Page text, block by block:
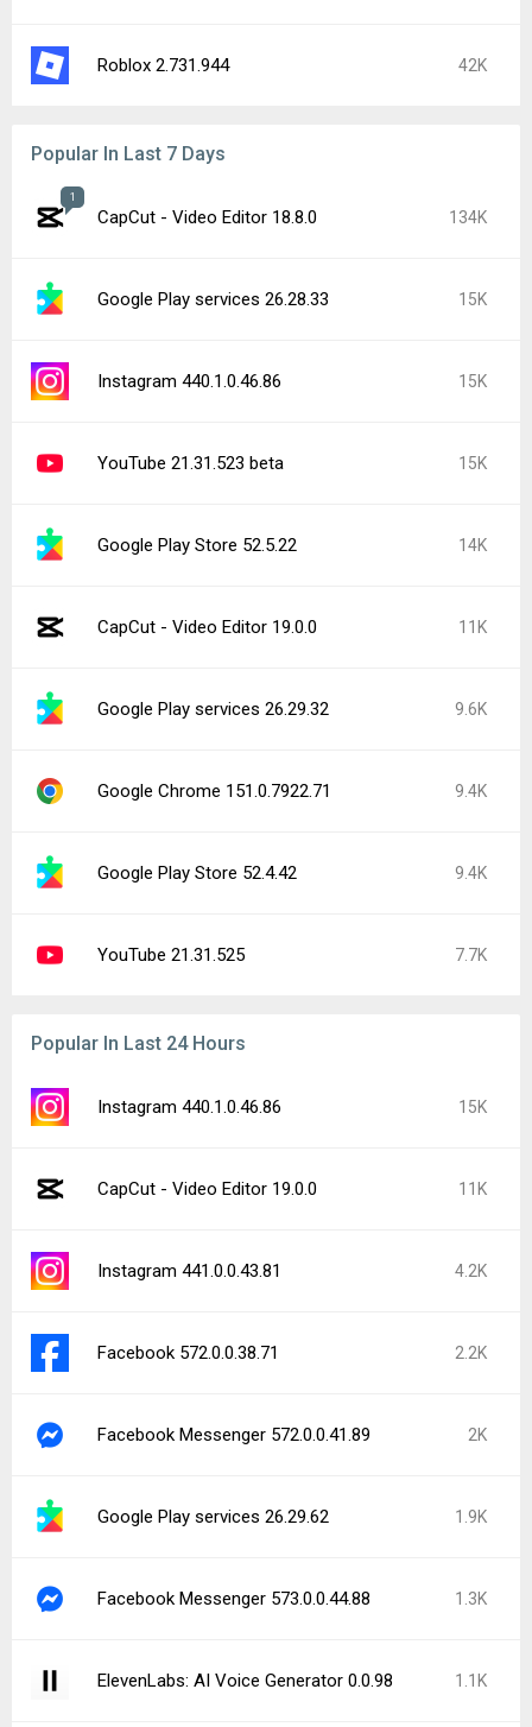
Roblox 2.731.944 42K
Popular In Last 7 Days
1
CapCut - Video Editor 18.8.0 134K
Google Play services 26.28.33 15K
Instagram 440.1.0.46.86 15K
YouTube 21.31.523 beta 15K
Google Play Store 52.5.22 14K
CapCut - Video Editor 19.0.0 11K
Google Play services 26.29.32 9.6K
Google Chrome 151.0.7922.71 9.4K
Google Play Store 52.4.42 9.4K
YouTube 21.31.525 7.7K
Popular In Last 24 Hours
Instagram 440.1.0.46.86 15K
CapCut - Video Editor 19.0.0 11K
Instagram 441.0.0.43.81 4.2K
Facebook 572.0.0.38.71 2.2K
Facebook Messenger 572.0.0.41.89 2K
Google Play services 26.29.62 1.9K
Facebook Messenger 573.0.0.44.88 1.3K
ElevenLabs: AI Voice Generator 0.0.98 1.1K